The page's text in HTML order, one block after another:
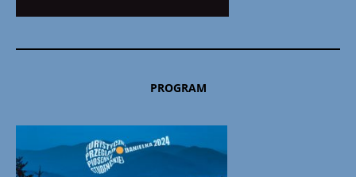
PROGRAM